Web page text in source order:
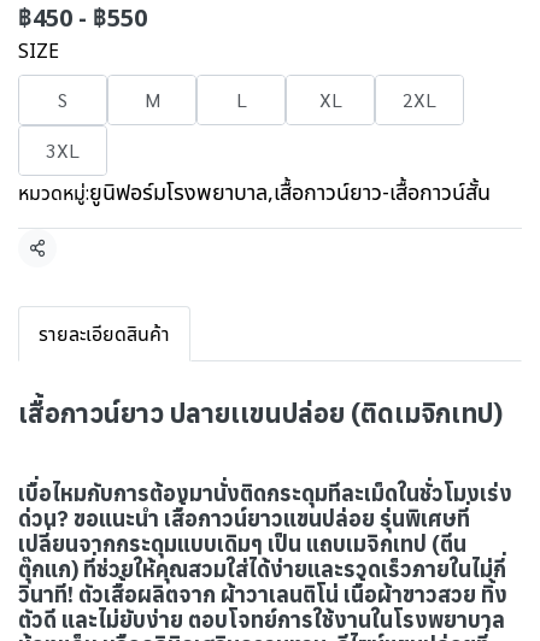
฿450 - ฿550
SIZE
S M L XL
2XL
3XL
หมวดหมู่:ยูนิฟอร์มโรงพยาบาล,เสื้อกาวน์ยาว-เสื้อกาวน์สั้น
แชร์
รายละเอียดสินค้า
เสื้อกาวน์ยาว ปลายเเขนปล่อย (ติดเมจิกเทป)
เบื่อไหมกับการต้องมานั่งติดกระดุมทีละเม็ดในชั่วโมงเร่ง
ด่วน? ขอแนะนำ เสื้อกาวน์ยาวแขนปล่อย รุ่นพิเศษที่
เปลี่ยนจากกระดุมแบบเดิมๆ เป็น แถบเมจิกเทป (ตีน
ตุ๊กแก) ที่ช่วยให้คุณสวมใส่ได้ง่ายและรวดเร็วภายในไม่กี่
วินาที! ตัวเสื้อผลิตจาก ผ้าวาเลนติโน่ เนื้อผ้าขาวสวย ทิ้ง
ตัวดี และไม่ยับง่าย ตอบโจทย์การใช้งานในโรงพยาบาล